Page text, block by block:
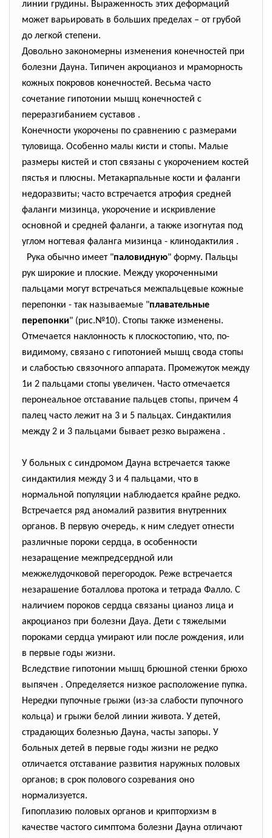
линии грудины. Выраженность этих деформаций
может варьировать в больших пределах – от грубой
до легкой степени.
Довольно закономерны изменения конечностей при
болезни Дауна. Типичен акроцианоз и мраморность
кожных покровов конечностей. Весьма часто
сочетание гипотонии мышц конечностей с
переразгибанием суставов .
Конечности укорочены по сравнению с размерами
туловища. Особенно малы кисти и стопы. Малые
размеры кистей и стоп связаны с укорочением костей
пястья и плюсны. Метакарпальные кости и фаланги
недоразвиты; часто встречается атрофия средней
фаланги мизинца, укорочение и искривление
основной и средней фаланги, а также изогнутая под
углом ногтевая фаланга мизинца - клинодактилия .
Рука обычно имеет "паловидную" форму. Пальцы
рук широкие и плоские. Между укороченными
пальцами могут встречаться межпальцевые кожные
перепонки - так называемые "плавательные
перепонки" (рис.№10). Стопы также изменены.
Отмечается наклонность к плоскостопию, что, по-
видимому, связано с гипотонией мышц свода стопы
и слабостью связочного аппарата. Промежуток между
1и 2 пальцами стопы увеличен. Часто отмечается
перонеальное отставание пальцев стопы, причем 4
палец часто лежит на 3 и 5 пальцах. Синдактилия
между 2 и 3 пальцами бывает резко выражена .
У больных с синдромом Дауна встречается также
синдактилия между 3 и 4 пальцами, что в
нормальной популяции наблюдается крайне редко.
Встречается ряд аномалий развития внутренних
органов. В первую очередь, к ним следует отнести
различные пороки сердца, в особенности
незаращение межпредсердной или
межжелудочковой перегородок. Реже встречается
незарашение боталлова протока и тетрада Фалло. С
наличием пороков сердца связаны цианоз лица и
акроцианоз при болезни Дауа. Дети с тяжелыми
пороками сердца умирают или после рождения, или
в первые годы жизни.
Вследствие гипотонии мышц брюшной стенки брюхо
выпячен . Определяется низкое расположение пупка.
Нередки пупочные грыжи (из-за слабости пупочного
кольца) и грыжи белой линии живота. У детей,
страдающих болезнью Дауна, часты запоры. У
больных детей в первые годы жизни не редко
отличается отставание развития наружных половых
органов; в срок полового созревания оно
нормализуется.
Гипоплазию половых органов и крипторхизм в
качестве частого симптома болезни Дауна отличают